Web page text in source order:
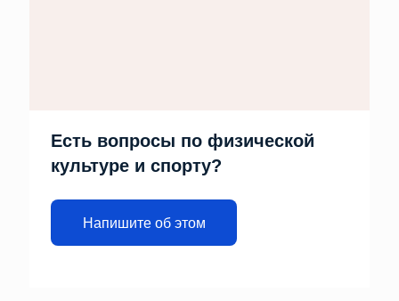
Есть вопросы по физической
культуре и спорту?
Напишите об этом